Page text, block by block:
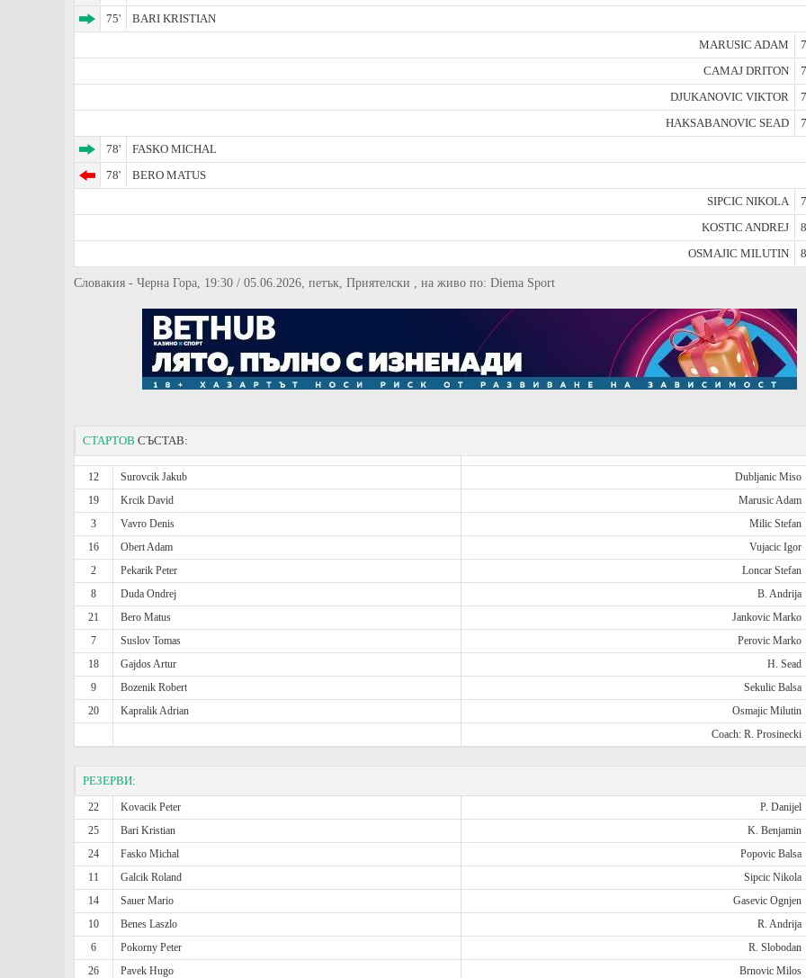
75'
BARI KRISTIAN
MARUSIC ADAM
CAMAJ DRITON
DJUKANOVIC VIKTOR
HAKSABANOVIC SEAD
78'
FASKO MICHAL
78'
BERO MATUS
SIPCIC NIKOLA
KOSTIC ANDREJ
OSMAJIC MILUTIN
Словакия - Черна Гора, 19:30 / 05.06.2026, петък, Приятелски , на живо по: Diema Sport
СТАРТОВ СЪСТАВ:
12 Surovcik Jakub Dubljanic Miso
19
Krcik David Marusic Adam
3
Vavro Denis Milic Stefan
16
Obert Adam Vujacic Igor
2
Pekarik Peter Loncar Stefan
8
Duda Ondrej B. Andrija
21
Bero Matus Jankovic Marko
7
Suslov Tomas Perovic Marko
18
Gajdos Artur H. Sead
9
Bozenik Robert Sekulic Balsa
20
Kapralik Adrian Osmajic Milutin
Coach: R. Prosinecki
РЕЗЕРВИ:
22 Kovacik Peter P. Danijel
25
Bari Kristian K. Benjamin
24
Fasko Michal Popovic Balsa
11
Galcik Roland Sipcic Nikola
14
Sauer Mario Gasevic Ognjen
10
Benes Laszlo R. Andrija
6
Pokorny Peter R. Slobodan
26
Pavek Hugo Brnovic Milos